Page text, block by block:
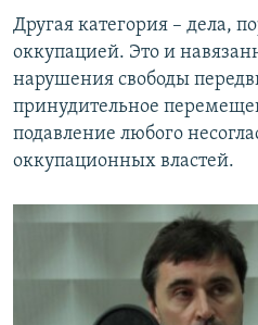
Другая категория – дела,
оккупацией. Это и
нарушения свободы
принудительное
подавление любого
оккупационных властей.